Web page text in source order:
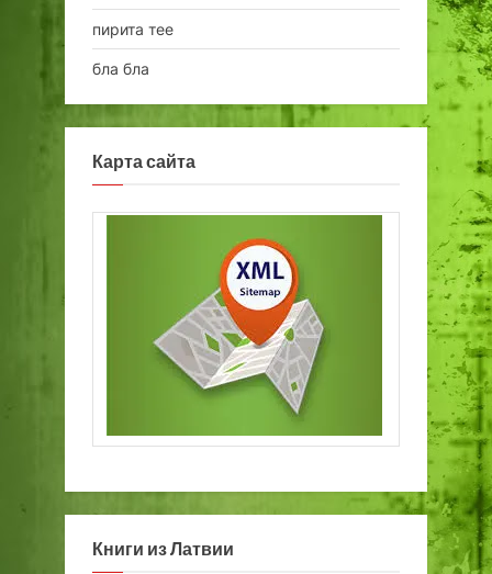
пирита тее
бла бла
Карта сайта
Книги из Латвии